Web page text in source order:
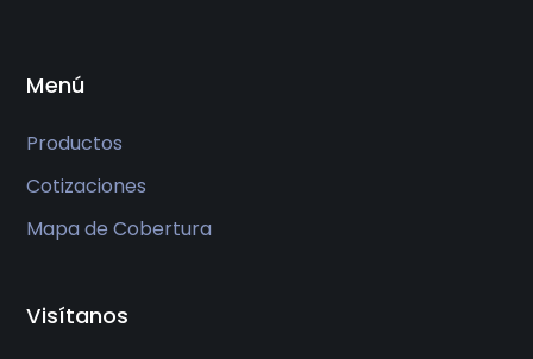
Menú
Productos
Cotizaciones
Mapa de Cobertura
Visítanos